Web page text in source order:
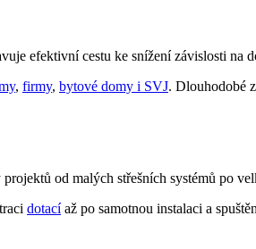
efektivní cestu ke snížení závislosti na
, firmy, bytové domy i SVJ. Dlouhodobé
od malých střešních systémů po
dotacíaž po samotnou instalaci a